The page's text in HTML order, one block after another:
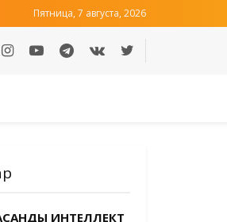
Пятница, 7 августа, 2026
ИНТЕЛЛЕКТ